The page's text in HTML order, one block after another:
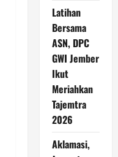
Latihan
Bersama
ASN, DPC
GWI Jember
Ikut
Meriahkan
Tajemtra
2026
Aklamasi,